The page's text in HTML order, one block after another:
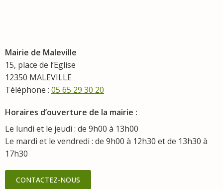
Mairie de Maleville
15, place de l’Eglise
12350 MALEVILLE
Téléphone : 05 65 29 30 20
Horaires d’ouverture de la mairie :
Le lundi et le jeudi : de 9h00 à 13h00
Le mardi et le vendredi : de 9h00 à 12h30 et de 13h30 à
17h30
CONTACTEZ-NOUS